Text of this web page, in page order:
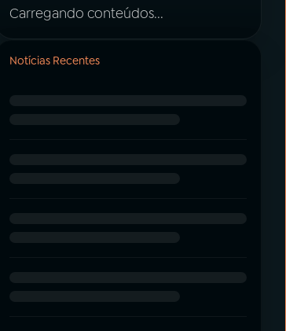
Carregando conteúdos...
Notícias Recentes